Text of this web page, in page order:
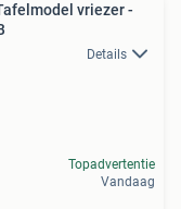
vriezer -
Details
Topadvertentie
Vandaag